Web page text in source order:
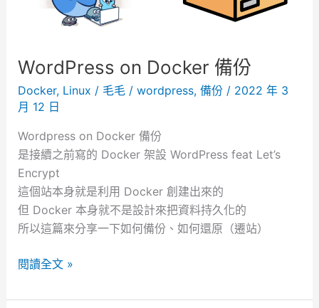
p
e
r
s
s
i
o
n
d
WordPress on Docker 備份
Docker, Linux / 毛毛 / wordpress, 備份/ 2022 年 3
月 12 日
Wordpress on Docker 備份
是接續之前寫的 Docker 架設 WordPress feat Let’s
Encrypt
這個站本身就是利用 Docker 創建出來的
但 Docker 本身就不是設計來把資料持久化的
所以這篇來分享一下如何備份、如何還原（遷站）
W
r
閱讀全文 »